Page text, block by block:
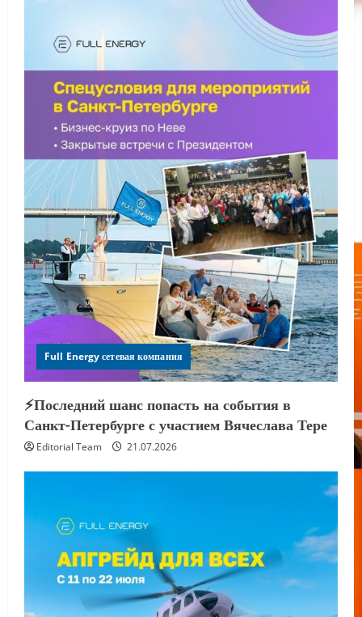
Full Energy сетевая компания
⚡️Последний шанс попасть на события в
Санкт-Петербурге с участием Вячеслава Тере
Editorial Team 21.07.2026